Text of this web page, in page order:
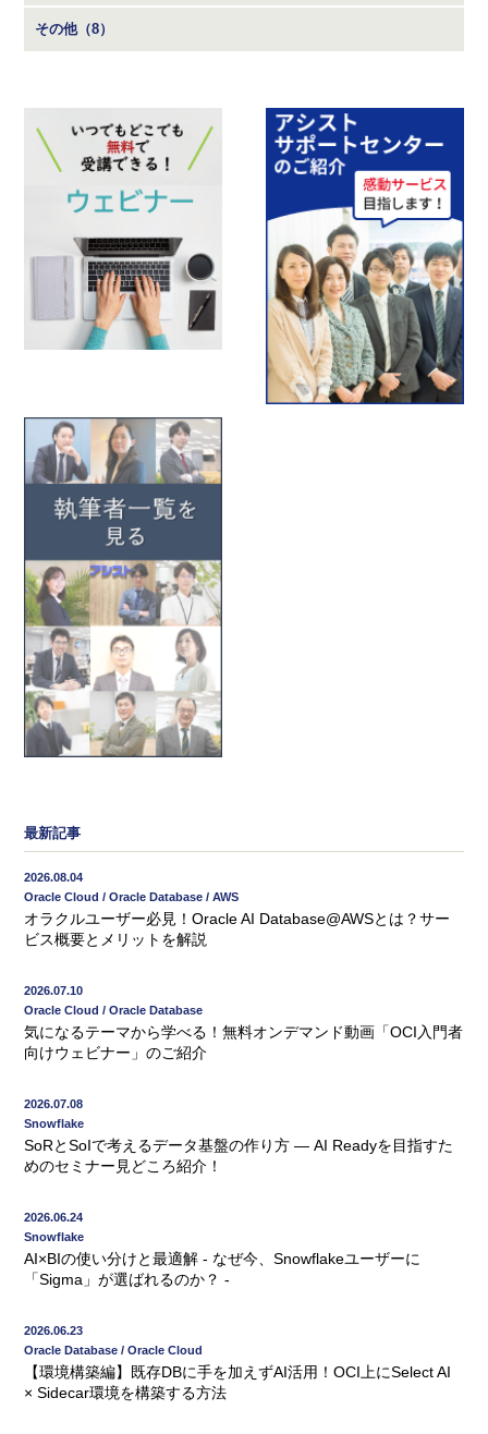
その他（8）
最新記事
2026.08.04
Oracle Cloud / Oracle Database / AWS
オラクルユーザー必見！Oracle AI Database@AWSとは？サー
ビス概要とメリットを解説
2026.07.10
Oracle Cloud / Oracle Database
気になるテーマから学べる！無料オンデマンド動画「OCI入門者
向けウェビナー」のご紹介
2026.07.08
Snowflake
SoRとSoIで考えるデータ基盤の作り方 ― AI Readyを目指すた
めのセミナー見どころ紹介！
2026.06.24
Snowflake
AI×BIの使い分けと最適解 - なぜ今、Snowflakeユーザーに
「Sigma」が選ばれるのか？ -
2026.06.23
Oracle Database / Oracle Cloud
【環境構築編】既存DBに手を加えずAI活用！OCI上にSelect AI
× Sidecar環境を構築する方法